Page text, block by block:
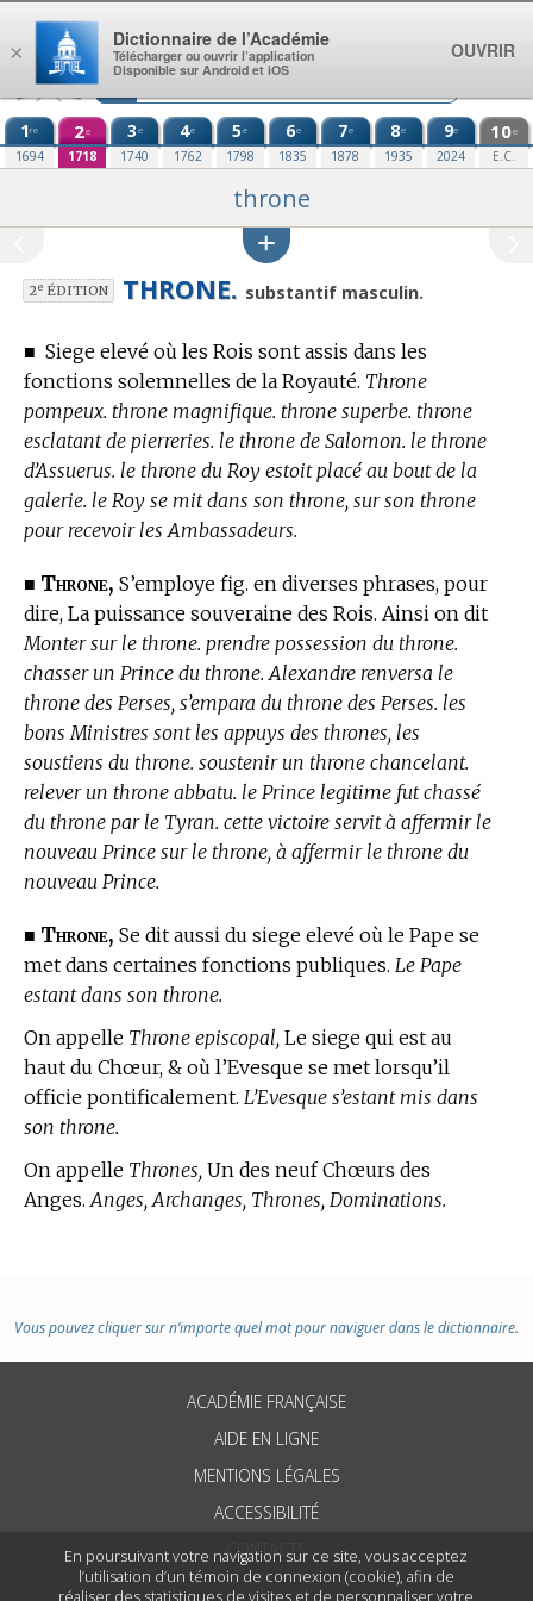
En poursuivant votre navigation sur ce site, vous acceptez
l’utilisation d’un témoin de connexion (cookie), afin de
réaliser des statistiques de visites et de personnaliser votre
Aller au contenu
1re
1694
2e
1718
3e
1740
4e
1762
5e
1798
6e
1835
7e
1878
8e
1935
9e
2024
10e
E.C.
throne
2eÉDITION THRONE. substantif masculin.
■ Siege elevé où les Rois sont assis dans les
fonctions solemnelles de la Royauté. Throne
pompeux. throne magnifique. throne superbe. throne
esclatant de pierreries. le throne de Salomon. le throne
d’Assuerus. le throne du Roy estoit placé au bout de la
galerie. le Roy se mit dans son throne, sur son throne
pour recevoir les Ambassadeurs.
■ Throne, S’employe fig. en diverses phrases, pour
dire, La puissance souveraine des Rois. Ainsi on dit
Monter sur le throne. prendre possession du throne.
chasser un Prince du throne. Alexandre renversa le
throne des Perses, s’empara du throne des Perses. les
bons Ministres sont les appuys des thrones, les
soustiens du throne. soustenir un throne chancelant.
relever un throne abbatu. le Prince legitime fut chassé
du throne par le Tyran. cette victoire servit à affermir le
nouveau Prince sur le throne, à affermir le throne du
nouveau Prince.
■ Throne, Se dit aussi du siege elevé où le Pape se
met dans certaines fonctions publiques. Le Pape
estant dans son throne.
On appelle Throne episcopal, Le siege qui est au
haut du Chœur, & où l’Evesque se met lorsqu’il
officie pontificalement. L’Evesque s’estant mis dans
son throne.
On appelle Thrones, Un des neuf Chœurs des
Anges. Anges, Archanges, Thrones, Dominations.
Vous pouvez cliquer sur n’importe quel mot pour naviguer dans le dictionnaire.
ACADÉMIE FRANÇAISE
AIDE EN LIGNE
MENTIONS LÉGALES
ACCESSIBILITÉ
CONTACTS
×
Dictionnaire de l’Académie
Télécharger ou ouvrir l’application
Disponible sur Android et iOS
OUVRIR